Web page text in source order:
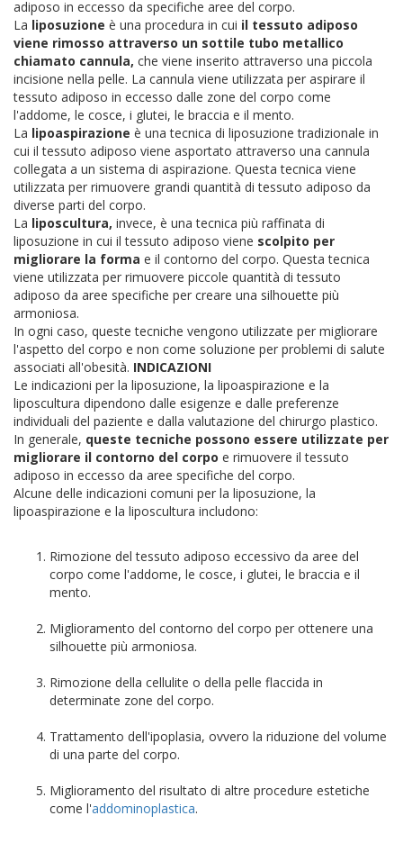
adiposo in eccesso da specifiche aree del corpo.
La liposuzione è una procedura in cui il tessuto adiposo
viene rimosso attraverso un sottile tubo metallico
chiamato cannula, che viene inserito attraverso una piccola
incisione nella pelle. La cannula viene utilizzata per aspirare il
tessuto adiposo in eccesso dalle zone del corpo come
l'addome, le cosce, i glutei, le braccia e il mento.
La lipoaspirazione è una tecnica di liposuzione tradizionale in
cui il tessuto adiposo viene asportato attraverso una cannula
collegata a un sistema di aspirazione. Questa tecnica viene
utilizzata per rimuovere grandi quantità di tessuto adiposo da
diverse parti del corpo.
La liposcultura, invece, è una tecnica più raffinata di
liposuzione in cui il tessuto adiposo viene scolpito per
migliorare la forma e il contorno del corpo. Questa tecnica
viene utilizzata per rimuovere piccole quantità di tessuto
adiposo da aree specifiche per creare una silhouette più
armoniosa.
In ogni caso, queste tecniche vengono utilizzate per migliorare
l'aspetto del corpo e non come soluzione per problemi di salute
associati all'obesità. INDICAZIONI
Le indicazioni per la liposuzione, la lipoaspirazione e la
liposcultura dipendono dalle esigenze e dalle preferenze
individuali del paziente e dalla valutazione del chirurgo plastico.
In generale, queste tecniche possono essere utilizzate per
migliorare il contorno del corpo e rimuovere il tessuto
adiposo in eccesso da aree specifiche del corpo.
Alcune delle indicazioni comuni per la liposuzione, la
lipoaspirazione e la liposcultura includono:
Rimozione del tessuto adiposo eccessivo da aree del
corpo come l'addome, le cosce, i glutei, le braccia e il
mento.
Miglioramento del contorno del corpo per ottenere una
silhouette più armoniosa.
Rimozione della cellulite o della pelle flaccida in
determinate zone del corpo.
Trattamento dell'ipoplasia, ovvero la riduzione del volume
di una parte del corpo.
Miglioramento del risultato di altre procedure estetiche
come l'addominoplastica.